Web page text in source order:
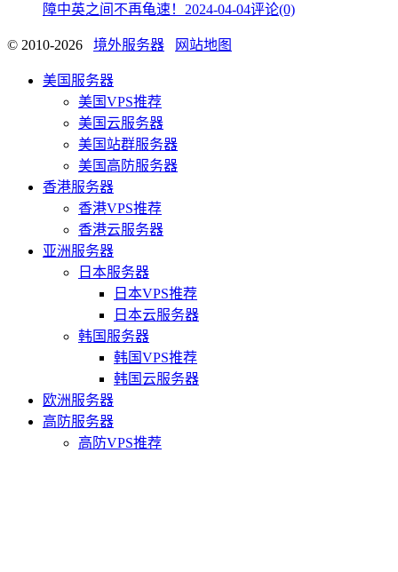
障中英之间不再龟速！ 2024-04-04评论(0)
© 2010-2026 境外服务器 网站地图
美国服务器
美国VPS推荐
美国云服务器
美国站群服务器
美国高防服务器
香港服务器
香港VPS推荐
香港云服务器
亚洲服务器
日本服务器
日本VPS推荐
日本云服务器
韩国服务器
韩国VPS推荐
韩国云服务器
欧洲服务器
高防服务器
高防VPS推荐